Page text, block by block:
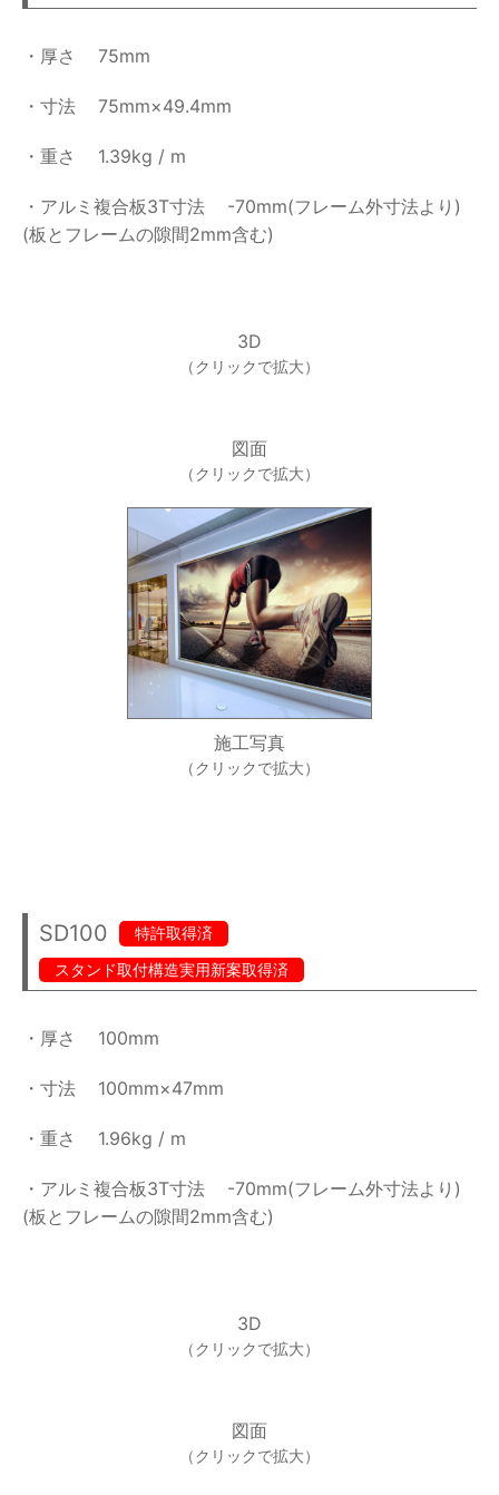
・厚さ 75mm
・寸法 75mm×49.4mm
・重さ 1.39kg / m
・アルミ複合板3T寸法
-70mm(フレーム外寸法より)
(板とフレームの隙間2mm含む)
3D
（クリックで拡大）
図面
（クリックで拡大）
施工写真
（クリックで拡大）
SD100
特許取得済
スタンド取付構造実用新案取得済
・厚さ 100mm
・寸法 100mm×47mm
・重さ 1.96kg / m
・アルミ複合板3T寸法
-70mm(フレーム外寸法より)
(板とフレームの隙間2mm含む)
3D
（クリックで拡大）
図面
（クリックで拡大）